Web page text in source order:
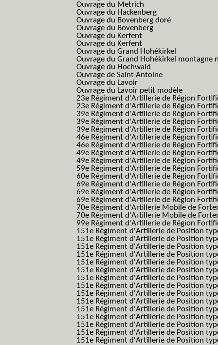
Ouvrage du Metrich
Ouvrage du Hackenberg
Ouvrage du Bovenberg doré
Ouvrage du Bovenberg
Ouvrage du Kerfent
Ouvrage du Kerfent
Ouvrage du Grand Hohékirkel
Ouvrage du Grand Hohékirkel montagne
Ouvrage du Hochwald
Ouvrage de Saint-Antoine
Ouvrage du Lavoir
Ouvrage du Lavoir petit modèle
23e Régiment d'Artillerie de Région
23e Régiment d'Artillerie de Région
39e Régiment d'Artillerie de Région
39e Régiment d'Artillerie de Région
39e Régiment d'Artillerie de Région
46e Régiment d'Artillerie de Région
46e Régiment d'Artillerie de Région
49e Régiment d'Artillerie de Région
49e Régiment d'Artillerie de Région
59e Régiment d'Artillerie de Région
60e Régiment d'Artillerie de Région
69e Régiment d'Artillerie de Région
69e Régiment d'Artillerie de Région
69e Régiment d'Artillerie de Région
70e Régiment d'Artillerie Mobile de
70e Régiment d'Artillerie Mobile de
99e Régiment d'Artillerie de Région
151e Régiment d'Artillerie de Position
151e Régiment d'Artillerie de Position
151e Régiment d'Artillerie de Position
151e Régiment d'Artillerie de Position
151e Régiment d'Artillerie de Position
151e Régiment d'Artillerie de Position
151e Régiment d'Artillerie de Position
151e Régiment d'Artillerie de Position
151e Régiment d'Artillerie de Position
151e Régiment d'Artillerie de Position
151e Régiment d'Artillerie de Position
151e Régiment d'Artillerie de Position
151e Régiment d'Artillerie de Position
151e Régiment d'Artillerie de Position
151e Régiment d'Artillerie de Position